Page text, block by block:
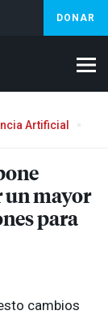
DONAR
Artificial
un mayor
para
cambios